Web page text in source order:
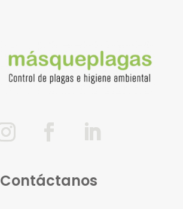
Contáctanos